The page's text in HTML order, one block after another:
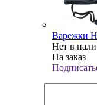
Варежки
Нет в
На заказ